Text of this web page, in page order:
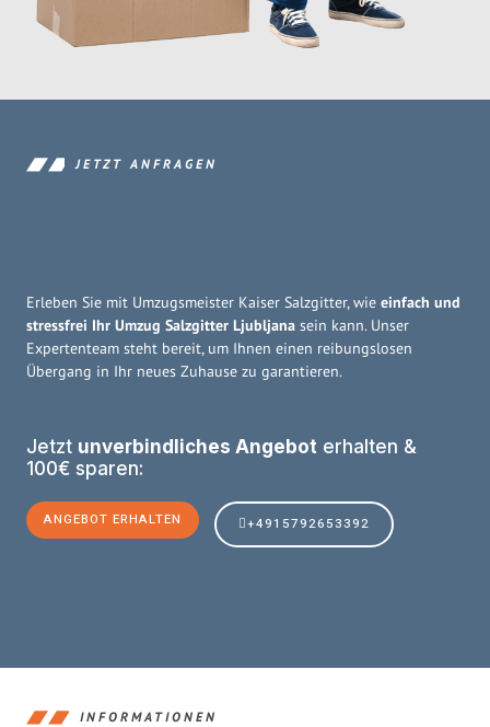
JETZT ANFRAGEN
Erleben Sie mit Umzugsmeister Kaiser Salzgitter, wie einfach und
stressfrei Ihr Umzug Salzgitter Ljubljana sein kann. Unser
Expertenteam steht bereit, um Ihnen einen reibungslosen
Übergang in Ihr neues Zuhause zu garantieren.
Jetzt unverbindliches Angebot erhalten &
100€ sparen:
ANGEBOT ERHALTEN +4915792653392
INFORMATIONEN